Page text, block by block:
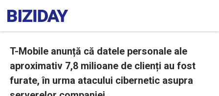
T-Mobile anunță că datele personale ale
aproximativ 7,8 milioane de clienți au fost
furate, în urma atacului cibernetic asupra